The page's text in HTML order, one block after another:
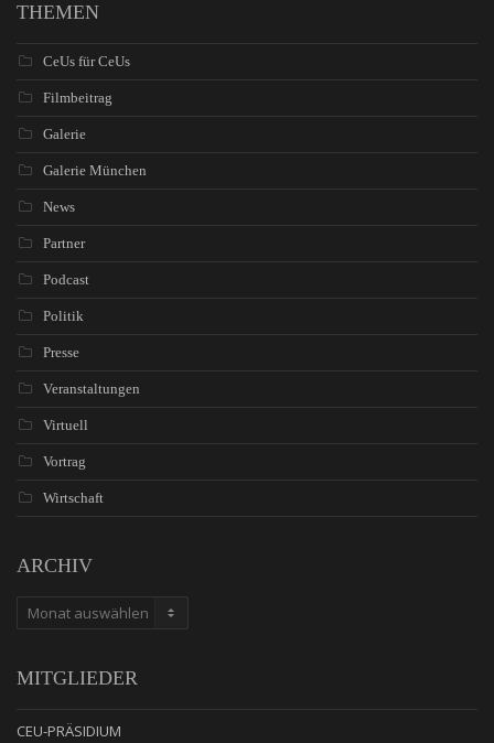
THEMEN
CeUs für CeUs
Filmbeitrag
Galerie
Galerie München
News
Partner
Podcast
Politik
Presse
Veranstaltungen
Virtuell
Vortrag
Wirtschaft
ARCHIV
ARCHIV
MITGLIEDER
CEU-PRÄSIDIUM